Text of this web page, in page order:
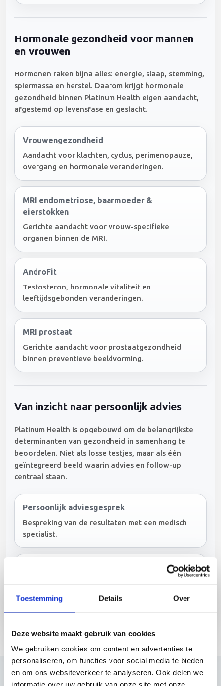
Toestemming Details Over
Deze website maakt gebruik van cookies
We gebruiken cookies om content en advertenties te
personaliseren, om functies voor social media te bieden
en om ons websiteverkeer te analyseren. Ook delen we
informatie over uw gebruik van onze site met onze
Hormonale gezondheid voor mannen
en vrouwen
Hormonen raken bijna alles: energie, slaap, stemming,
spiermassa en herstel. Daarom krijgt hormonale
gezondheid binnen Platinum Health eigen aandacht,
afgestemd op levensfase en geslacht.
Vrouwengezondheid
Aandacht voor klachten, cyclus, perimenopauze,
overgang en hormonale veranderingen.
MRI endometriose, baarmoeder &
eierstokken
Gerichte aandacht voor vrouw-specifieke
organen binnen de MRI.
AndroFit
Testosteron, hormonale vitaliteit en
leeftijdsgebonden veranderingen.
MRI prostaat
Gerichte aandacht voor prostaatgezondheid
binnen preventieve beeldvorming.
Van inzicht naar persoonlijk advies
Platinum Health is opgebouwd om de belangrijkste
determinanten van gezondheid in samenhang te
beoordelen. Niet als losse testjes, maar als één
geïntegreerd beeld waarin advies en follow-up
centraal staan.
Persoonlijk adviesgesprek
Bespreking van de resultaten met een medisch
specialist.
begrijpelijk overzicht.